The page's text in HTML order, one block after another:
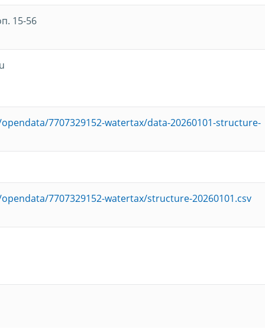
15-56
7707329152-watertax/data-20260101-structure-
7707329152-watertax/structure-20260101.csv